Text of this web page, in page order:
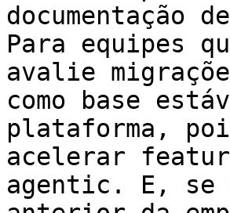
documentação
Para equipes
avalie
como base
plataforma,
acelerar
agentic. E, se